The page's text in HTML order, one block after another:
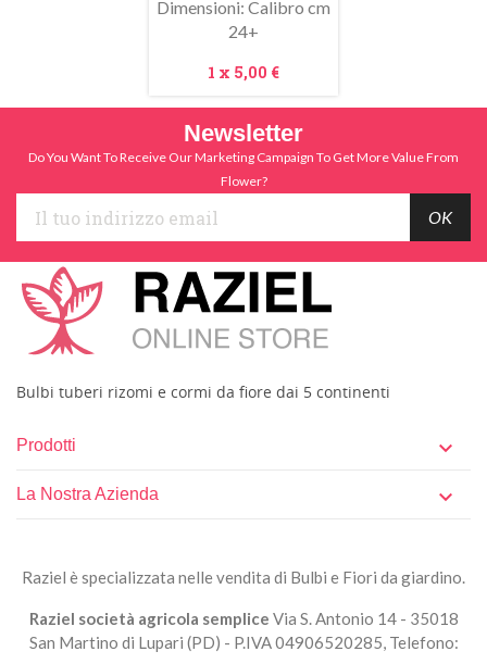
Dimensioni: Calibro cm
24+
Prezzo
1 x 5,00 €
Newsletter
Do You Want To Receive Our Marketing Campaign To Get More Value From
Flower?
Bulbi tuberi rizomi e cormi da fiore dai 5 continenti
Prodotti 
La Nostra Azienda 
Raziel è specializzata nelle vendita di Bulbi e Fiori da giardino.
Raziel società agricola semplice Via S. Antonio 14 - 35018
San Martino di Lupari (PD) - P.IVA 04906520285, Telefono: